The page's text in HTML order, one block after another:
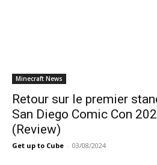
Minecraft News
Retour sur le premier
San Diego Comic Con
(Review)
Get up to Cube - 03/08/2024